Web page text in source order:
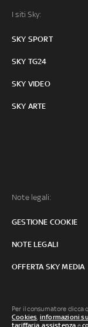
I siti Sky:
SKY SPORT
SKY TG24
SKY VIDEO
SKY ARTE
Note legali:
GESTIONE COOKIE
NOTE LEGALI
OFFERTA SKY MEDIA
Per il consumatore clicca
Cookies, informazioni